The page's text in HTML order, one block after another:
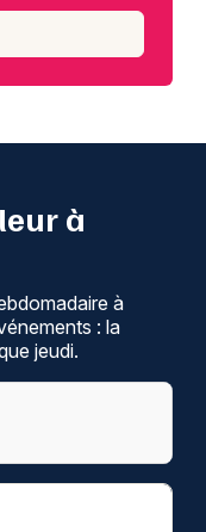
à
à
: la
jeudi.